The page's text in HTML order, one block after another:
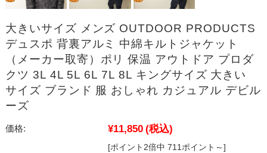
大きいサイズ メンズ OUTDOOR PRODUCTS
デュスポ 背裏アルミ 中綿キルトジャケット
（メーカー取寄）ポリ 保温 アウトドア プロダ
クツ 3L 4L 5L 6L 7L 8L キングサイズ 大きい
サイズ ブランド 服 おしゃれ カジュアル デビル
ーズ
価格: ¥11,850 (税込)
[ポイント2倍中 711ポイント～]